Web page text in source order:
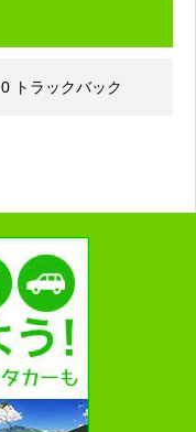
0 トラックバック